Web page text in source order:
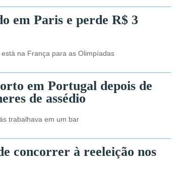
em Paris e perde R$ 3
na França para as Olimpíadas
em Portugal depois de
de assédio
trabalhava em um bar
concorrer à reeleição nos